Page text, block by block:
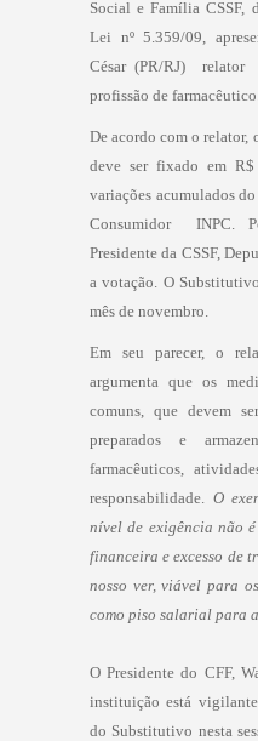
Social e Família CSSF,
Lei nº 5.359/09,
César (PR/RJ) 
profissão de farmacêutico.
De acordo com o relator,
deve ser fixado em
variações acumulados
Consumidor  INPC.
Presidente da CSSF,
a votação. O
mês de novembro.
Em seu parecer, o
argumenta que os
comuns, que devem
preparados e
farmacêuticos,
responsabilidade. O
nível de exigência não
financeira e excesso de
nosso ver, viável para
como piso salarial para a
O Presidente do CFF,
instituição está
do Substitutivo nesta